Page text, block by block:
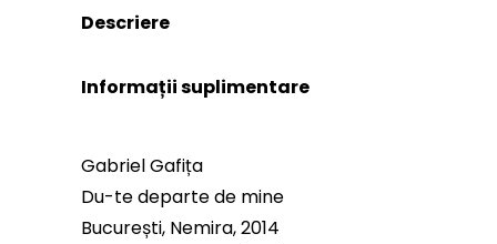
Descriere
Informații suplimentare
Gabriel Gafița
Du-te departe de mine
București, Nemira, 2014